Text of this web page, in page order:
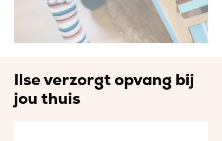
Ilse verzorgt opvang bij
jou thuis